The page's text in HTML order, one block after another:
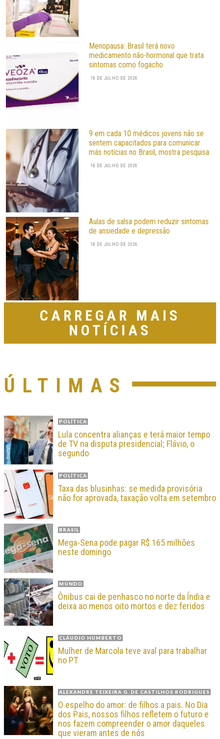
Menopausa: Brasil terá novo
medicamento não-hormonal que trata
sintomas como fogacho
18 DE JULHO DE 2026
9 em cada 10 médicos jovens não se
sentem capacitados para comunicar
más notícias no Brasil, mostra pesquisa
18 DE JULHO DE 2026
Aulas de salsa podem reduzir sintomas
de ansiedade e depressão
18 DE JULHO DE 2026
CARREGAR MAIS
NOTÍCIAS
ÚLTIMAS
POLÍTICA
Lula concentra alianças e terá maior tempo
de TV na disputa presidencial; Flávio, o
segundo
POLÍTICA
Taxa das blusinhas: se medida provisória
não for aprovada, taxação volta em setembro
BRASIL
Mega-Sena pode pagar R$ 165 milhões
neste domingo
MUNDO
Ônibus cai de penhasco no norte da Índia e
deixa ao menos oito mortos e dez feridos
CLÁUDIO HUMBERTO
Mulher de Marcola teve aval para trabalhar
no PT
ALEXANDRE TEIXEIRA G. DE CASTILHOS RODRIGUES
O espelho do amor: de filhos a pais. No Dia
dos Pais, nossos filhos refletem o futuro e
nos fazem compreender o amor daqueles
que vieram antes de nós